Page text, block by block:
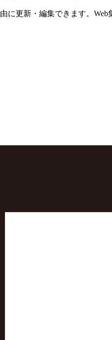
に更新・編集できます。Web